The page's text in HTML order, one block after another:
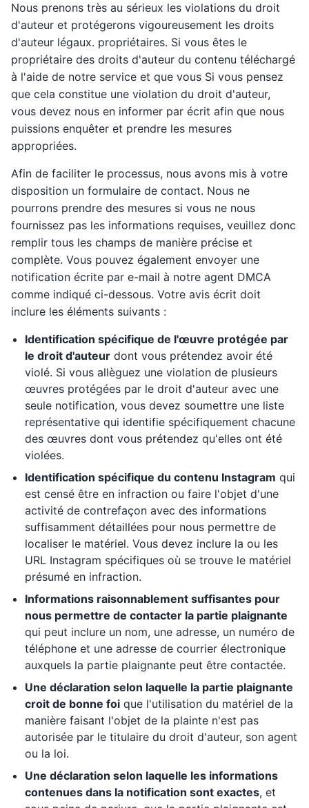
Nous prenons très au sérieux les violations du droit
d'auteur et protégerons vigoureusement les droits
d'auteur légaux. propriétaires. Si vous êtes le
propriétaire des droits d'auteur du contenu téléchargé
à l'aide de notre service et que vous Si vous pensez
que cela constitue une violation du droit d'auteur,
vous devez nous en informer par écrit afin que nous
puissions enquêter et prendre les mesures
appropriées.
Afin de faciliter le processus, nous avons mis à votre
disposition un formulaire de contact. Nous ne
pourrons prendre des mesures si vous ne nous
fournissez pas les informations requises, veuillez donc
remplir tous les champs de manière précise et
complète. Vous pouvez également envoyer une
notification écrite par e-mail à notre agent DMCA
comme indiqué ci-dessous. Votre avis écrit doit
inclure les éléments suivants :
Identification spécifique de l'œuvre protégée par
le droit d'auteur dont vous prétendez avoir été
violé. Si vous allèguez une violation de plusieurs
œuvres protégées par le droit d'auteur avec une
seule notification, vous devez soumettre une liste
représentative qui identifie spécifiquement chacune
des œuvres dont vous prétendez qu'elles ont été
violées.
Identification spécifique du contenu Instagram qui
est censé être en infraction ou faire l'objet d'une
activité de contrefaçon avec des informations
suffisamment détaillées pour nous permettre de
localiser le matériel. Vous devez inclure la ou les
URL Instagram spécifiques où se trouve le matériel
présumé en infraction.
Informations raisonnablement suffisantes pour
nous permettre de contacter la partie plaignante
qui peut inclure un nom, une adresse, un numéro de
téléphone et une adresse de courrier électronique
auxquels la partie plaignante peut être contactée.
Une déclaration selon laquelle la partie plaignante
croit de bonne foi que l'utilisation du matériel de la
manière faisant l'objet de la plainte n'est pas
autorisée par le titulaire du droit d'auteur, son agent
ou la loi.
Une déclaration selon laquelle les informations
contenues dans la notification sont exactes, et